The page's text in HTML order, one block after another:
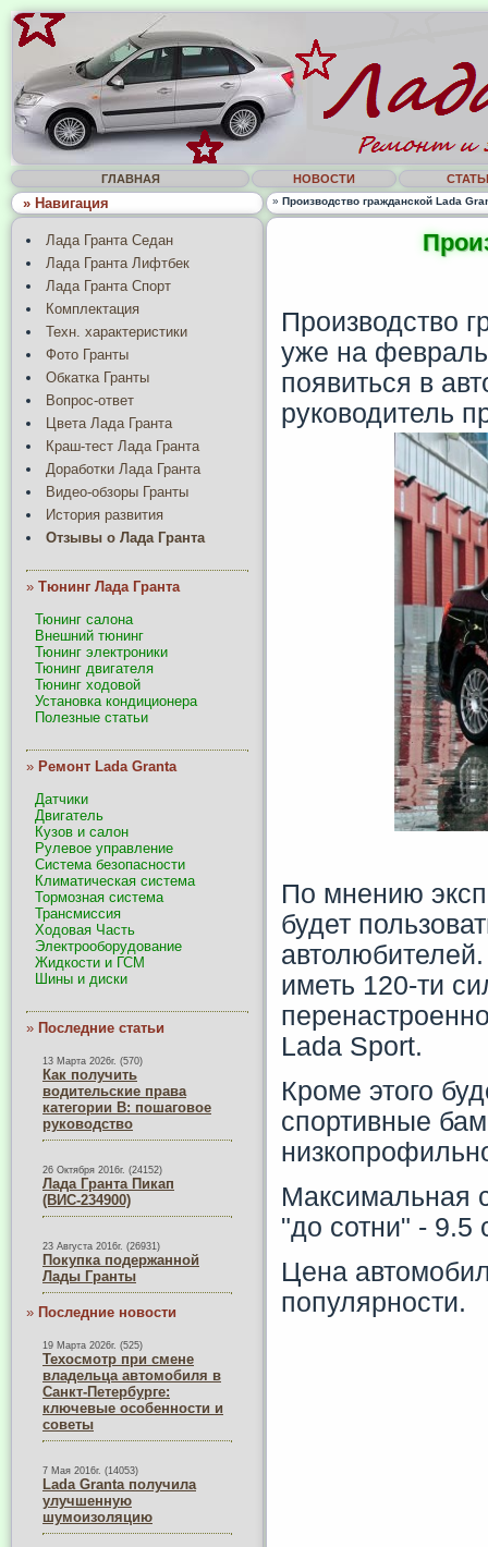
ГЛАВНАЯ НОВОСТИ
» Навигация » Производство гражданской Lada
Лада Гранта Седан
Лада Гранта Лифтбек
Лада Гранта Спорт
Комплектация
Техн. характеристики
Фото Гранты
Обкатка Гранты
Вопрос-ответ
Цвета Лада Гранта
Краш-тест Лада Гранта
Доработки Лада Гранта
Видео-обзоры Гранты
История развития
Отзывы о Лада Гранта
» Тюнинг Лада Гранта
Тюнинг салона
Внешний тюнинг
Тюнинг электроники
Тюнинг двигателя
Тюнинг ходовой
Установка кондиционера
Полезные статьи
» Ремонт Lada Granta
Датчики
Двигатель
Кузов и салон
Рулевое управление
Система безопасности
Климатическая система
Тормозная система
Трансмиссия
Ходовая Часть
Электрооборудование
Жидкости и ГСМ
Шины и диски
» Последние статьи
13 Марта 2026г. (570)
Как получить
водительские права
категории B: пошаговое
руководство
26 Октября 2016г. (24152)
Лада Гранта Пикап
(ВИС-234900)
23 Августа 2016г. (26931)
Покупка подержанной
Лады Гранты
» Последние новости
19 Марта 2026г. (525)
Техосмотр при смене
владельца автомобиля в
Санкт-Петербурге:
ключевые особенности и
советы
7 Мая 2016г. (14053)
Lada Granta получила
улучшенную
шумоизоляцию
Производство
уже на
появиться в
руководитель
По мнению
будет
иметь 120-ти
Lada Sport.
Кроме этого
спортивные
Максимальная
"до сотни" - 9.5
Цена
популярности.